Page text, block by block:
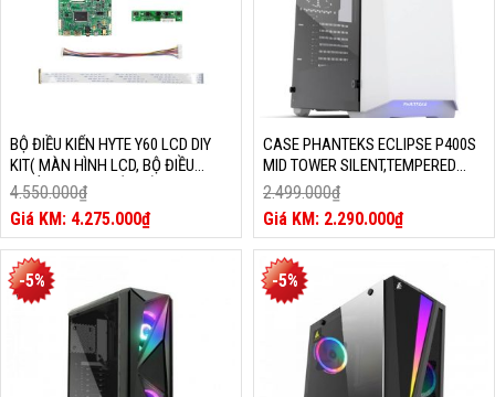
BỘ ĐIỀU KIỂN HYTE Y60 LCD DIY
KIT( MÀN HÌNH LCD, BỘ ĐIỀU
KHIỂN VÀ CÁP KẾT NỐI )
4.550.000₫
Giá
gốc
là:
4.550.000₫.
4.275.000₫
Giá
hiện
tại
là:
4.275.000₫.
CASE PHANTEKS ECLIPSE P400S
MID TOWER SILENT,TEMPERED
GLASS, GLACIER WHITE (PH-
EC416PSTG_WT)
2.499.000₫
Giá
gốc
là:
2.499.000₫.
2.290.000₫
Giá
hiện
tại
là:
2.290.000₫.
-5% -5%